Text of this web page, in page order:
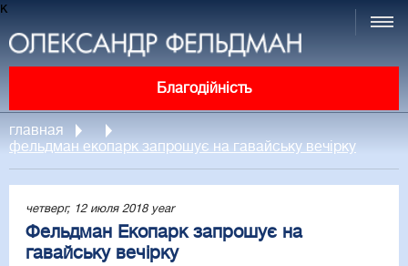
к
Благодійність
главная
фельдман екопарк запрошує на гавайську вечірку
четверг, 12 июля 2018 year
Фельдман Екопарк запрошує на
гавайську вечірку